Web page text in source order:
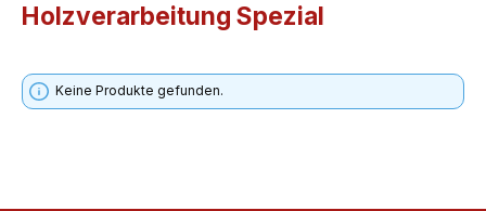
Holzverarbeitung Spezial
Keine Produkte gefunden.